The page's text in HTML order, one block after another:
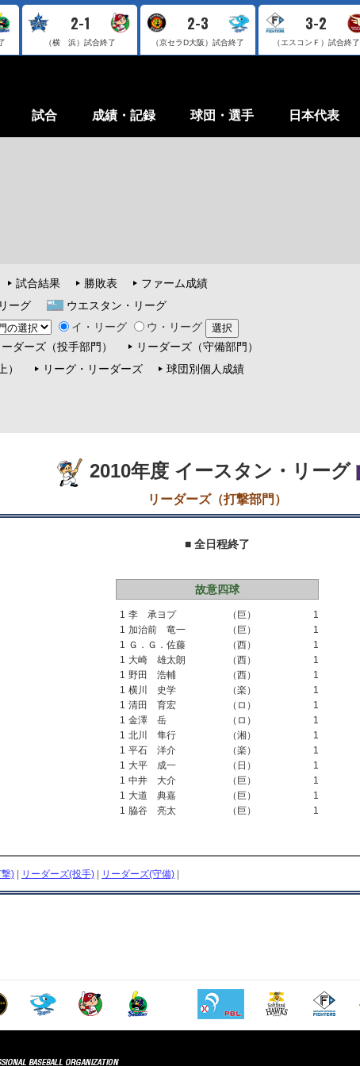
2-1
（横 浜） 試合終了
2-3
（京セラD大阪） 試合終了
3-2
（エスコンＦ） 試合終了
試合 成績・記録 球団・選手 日本代表
試合結果 勝敗表
ファーム成績
ーグ
ウエスタン・リーグ
イ・リーグ
ウ・リーグ
ーダーズ（投手部門）
リーダーズ（守備部門）
） リーグ・リーダーズ
球団別個人成績
2010年度 イースタン・リーグ
リーダーズ（打撃部門）
■ 全日程終了
故意四球
1 李 承ヨプ （巨）
1
1 加治前 竜一 （巨）
1
1 Ｇ．Ｇ．佐藤 （西）
1
1 大崎 雄太朗 （西）
1
1 野田 浩輔 （西）
1
1 横川 史学 （楽）
1
1 清田 育宏 （ロ）
1
1 金澤 岳 （ロ）
1
1 北川 隼行 （湘）
1
1 平石 洋介 （楽）
1
1 大平 成一 （日）
1
1 中井 大介 （巨）
1
1 大道 典嘉 （巨）
1
1 脇谷 亮太 （巨） 1
撃) リーダーズ(投手) リーダーズ(守備)